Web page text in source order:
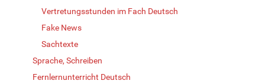
Vertretungsstunden im Fach Deutsch
Fake News
Sachtexte
Sprache, Schreiben
Fernlernunterricht Deutsch